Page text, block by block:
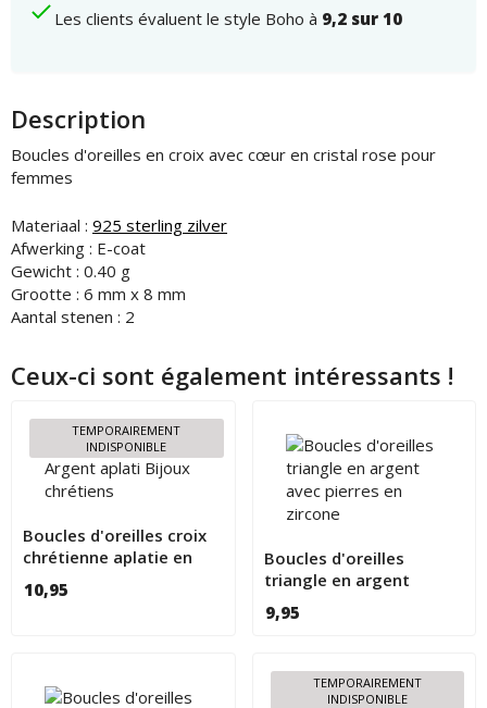
damesLes clients évaluent le style Boho à 9,2 sur 10
Description
Boucles d'oreilles en croix avec cœur en cristal rose pour
femmes
Materiaal : 925 sterling zilver
Afwerking : E-coat
Gewicht : 0.40 g
Grootte : 6 mm x 8 mm
Aantal stenen : 2
Ceux-ci sont également intéressants !
TEMPORAIREMENT
INDISPONIBLE
Boucles d'oreilles croix
chrétienne aplatie en
10,95
Boucles d'oreilles
triangle en argent
9,95
TEMPORAIREMENT
INDISPONIBLE